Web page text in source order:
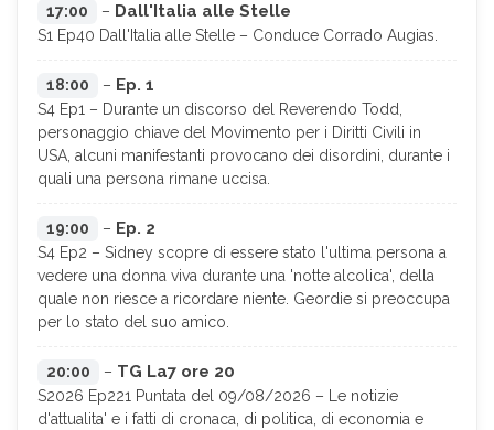
17:00 – Dall'Italia alle Stelle
S1 Ep40 Dall'Italia alle Stelle – Conduce Corrado Augias.
18:00 – Ep. 1
S4 Ep1 – Durante un discorso del Reverendo Todd,
personaggio chiave del Movimento per i Diritti Civili in
USA, alcuni manifestanti provocano dei disordini, durante i
quali una persona rimane uccisa.
19:00 – Ep. 2
S4 Ep2 – Sidney scopre di essere stato l'ultima persona a
vedere una donna viva durante una 'notte alcolica', della
quale non riesce a ricordare niente. Geordie si preoccupa
per lo stato del suo amico.
20:00 – TG La7 ore 20
S2026 Ep221 Puntata del 09/08/2026 – Le notizie
d'attualita' e i fatti di cronaca, di politica, di economia e